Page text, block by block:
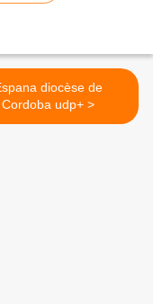
diocèse de
Cordoba udp+ >